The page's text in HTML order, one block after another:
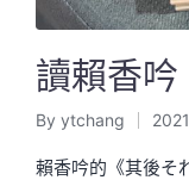
讀賴香吟
Posted
by
By ytchang
賴香吟的《其後そ